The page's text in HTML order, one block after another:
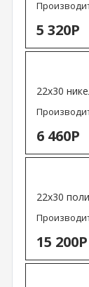
5 320Р
22х30
6 460Р
22х30
15 200Р